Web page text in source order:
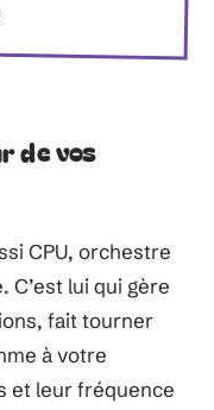
de vos
CPU, orchestre
C’est lui qui gère
fait tourner
à votre
et leur fréquence